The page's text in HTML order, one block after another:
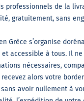
professionnels de la
gratuitement, sans
Grèce s’organise
accessible à tous. Il
nécessaires,
alors votre
sans avoir nullement à